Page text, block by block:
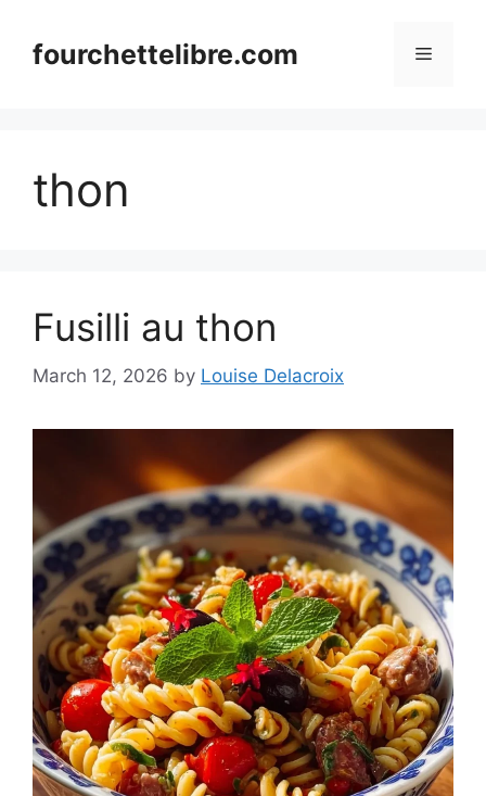
contentfourchettelibre.com Menu
thon
Fusilli au thon
March 12, 2026 by Louise Delacroix